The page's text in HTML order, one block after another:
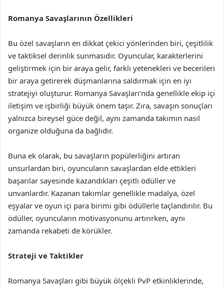
Romanya Savaşlarının Özellikleri
Bu özel savaşların en dikkat çekici yönlerinden biri, çeşitlilik
ve taktiksel derinlik sunmasıdır. Oyuncular, karakterlerini
geliştirmek için bir araya gelir, farklı yetenekleri ve becerileri
bir araya getirerek düşmanlarına saldırmak için en iyi
stratejiyi oluşturur. Romanya Savaşları’nda genellikle ekip içi
iletişim ve işbirliği büyük önem taşır. Zira, savaşın sonuçları
yalnızca bireysel güce değil, aynı zamanda takımın nasıl
organize olduğuna da bağlıdır.
Buna ek olarak, bu savaşların popülerliğini artıran
unsurlardan biri, oyuncuların savaşlardan elde ettikleri
başarılar sayesinde kazandıkları çeşitli ödüller ve
unvanlardır. Kazanan takımlar genellikle madalya, özel
eşyalar ve oyun içi para birimi gibi ödüllerle taçlandırılır. Bu
ödüller, oyuncuların motivasyonunu artırırken, aynı
zamanda rekabeti de körükler.
Strateji ve Taktikler
Romanya Savaşları gibi büyük ölçekli PvP etkinliklerinde,